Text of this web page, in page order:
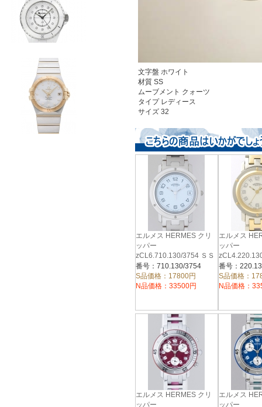
文字盤 ホワイト
材質 SS
ムーブメント クォーツ
タイプ レディース
サイズ 32
エルメス HERMES クリ
ッパー
zCL6.710.130/3754 ＳＳ
ブレス ホワイト
番号：710.130/3754
S品価格：17800円
N品価格：33500円
エルメス
ッパー
／ＧＰブレ
番号：
S品価格：
N品価格：
エルメス HERMES クリ
ッパー
エルメス
ッパー